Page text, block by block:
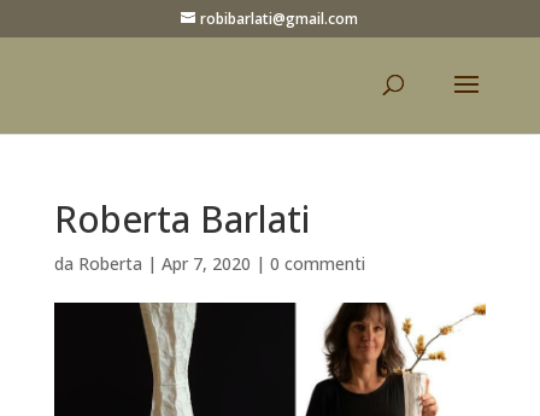
robibarlati@gmail.com
Roberta Barlati
da Roberta | Apr 7, 2020 | 0 commenti